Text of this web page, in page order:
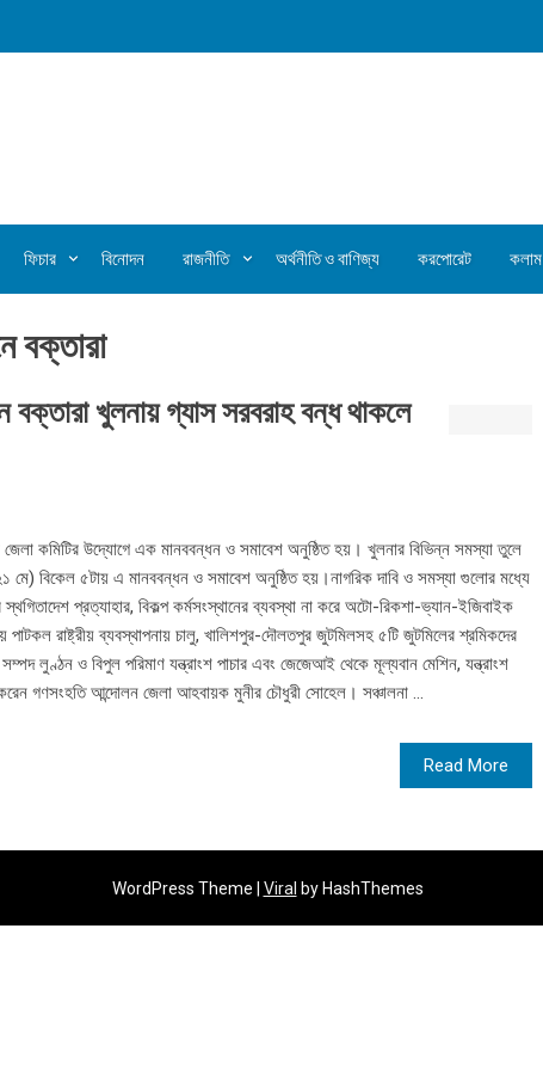
ফিচার বিনোদন রাজনীতি অর্থনীতি ও বাণিজ্য করপোরেট কলাম
বক্তারা
খুলনায় গ্যাস সরবরাহ বন্ধ থাকলে
কমিটির উদ্যোগে এক মানববন্ধন ও সমাবেশ অনুষ্ঠিত হয়। খুলনার বিভিন্ন সমস্যা তুলে
মে) বিকেল ৫টায় এ মানববন্ধন ও সমাবেশ অনুষ্ঠিত হয়।নাগরিক দাবি ও সমস্যা গুলোর মধ্যে
প্রত্যাহার, বিকল্প কর্মসংস্থানের ব্যবস্থা না করে অটো-রিকশা-ভ্যান-ইজিবাইক
পাটকল রাষ্ট্রীয় ব্যবস্থাপনায় চালু, খালিশপুর-দৌলতপুর জুটমিলসহ ৫টি জুটমিলের শ্রমিকদের
লুণ্ঠন ও বিপুল পরিমাণ যন্ত্রাংশ পাচার এবং জেজেআই থেকে মূল্যবান মেশিন, যন্ত্রাংশ
করেন গণসংহতি আন্দোলন জেলা আহবায়ক মুনীর চৌধুরী সোহেল। সঞ্চালনা ...
Read More
WordPress Theme | Viral by HashThemes